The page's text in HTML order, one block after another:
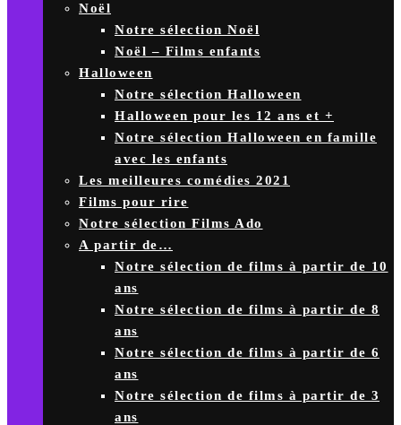
Noël
Notre sélection Noël
Noël – Films enfants
Halloween
Notre sélection Halloween
Halloween pour les 12 ans et +
Notre sélection Halloween en famille
avec les enfants
Les meilleures comédies 2021
Films pour rire
Notre sélection Films Ado
A partir de…
Notre sélection de films à partir de 10
ans
Notre sélection de films à partir de 8
ans
Notre sélection de films à partir de 6
ans
Notre sélection de films à partir de 3
ans